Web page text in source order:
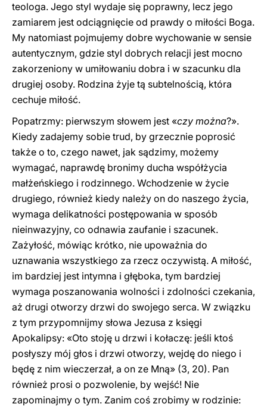
teologa. Jego styl wydaje się poprawny, lecz jego
zamiarem jest odciągnięcie od prawdy o miłości Boga.
My natomiast pojmujemy dobre wychowanie w sensie
autentycznym, gdzie styl dobrych relacji jest mocno
zakorzeniony w umiłowaniu dobra i w szacunku dla
drugiej osoby. Rodzina żyje tą subtelnością, która
cechuje miłość.
Popatrzmy: pierwszym słowem jest «czy można?».
Kiedy zadajemy sobie trud, by grzecznie poprosić
także o to, czego nawet, jak sądzimy, możemy
wymagać, naprawdę bronimy ducha współżycia
małżeńskiego i rodzinnego. Wchodzenie w życie
drugiego, również kiedy należy on do naszego życia,
wymaga delikatności postępowania w sposób
nieinwazyjny, co odnawia zaufanie i szacunek.
Zażyłość, mówiąc krótko, nie upoważnia do
uznawania wszystkiego za rzecz oczywistą. A miłość,
im bardziej jest intymna i głęboka, tym bardziej
wymaga poszanowania wolności i zdolności czekania,
aż drugi otworzy drzwi do swojego serca. W związku
z tym przypomnijmy słowa Jezusa z księgi
Apokalipsy: «Oto stoję u drzwi i kołaczę: jeśli ktoś
posłyszy mój głos i drzwi otworzy, wejdę do niego i
będę z nim wieczerzał, a on ze Mną» (3, 20). Pan
również prosi o pozwolenie, by wejść! Nie
zapominajmy o tym. Zanim coś zrobimy w rodzinie: